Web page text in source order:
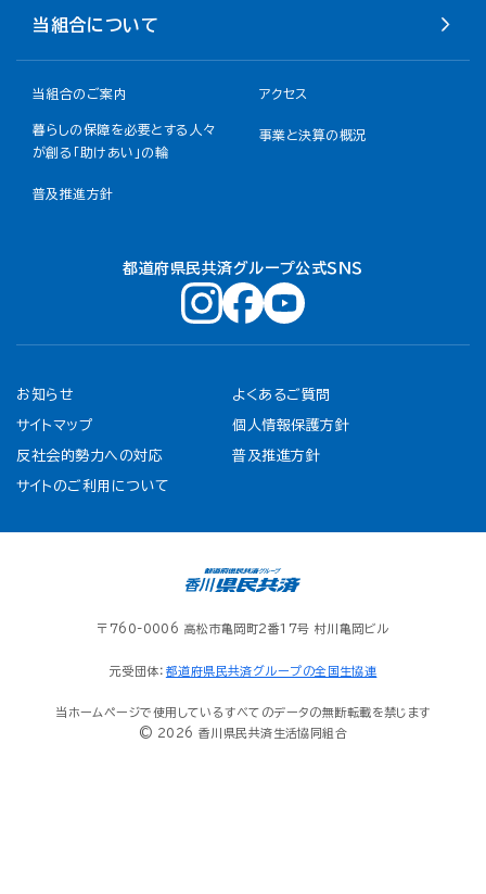
当組合について
当組合のご案内 アクセス
暮らしの保障を必要とする人々
が創る「助けあい」の輪
事業と決算の概況
普及推進方針
都道府県民共済グループ公式ＳＮＳ
お知らせ よくあるご質問
サイトマップ 個人情報保護方針
反社会的勢力への対応 普及推進方針
サイトのご利用について
〒760-0006 高松市亀岡町2番17号 村川亀岡ビル
元受団体： 都道府県民共済グループの全国生協連
当ホームページで使用しているすべてのデータの無断転載を禁じます
© 2026 香川県民共済生活協同組合